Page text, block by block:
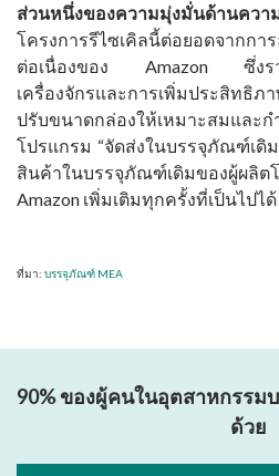
ส่วนหนึ่งของความมุ่งมั่นด้านควา
โครงการรีไซเคิลนี้ต่อยอดจากกา
ต่อเนื่องของ Amazon ซึ่งรวม
เครื่องจักรและการเพิ่มประสิท
ปรับขนาดกล่องให้เหมาะสมและ
โปรแกรม “จัดส่งในบรรจุภัณฑ์เดิม
สินค้าในบรรจุภัณฑ์เดิมของผู้ผลิต
Amazon เพิ่มเติมทุกครั้งที่เป็นไปได้
ที่มา: บรรจุภัณฑ์ MEA
90% ของผู้คนในอุตสาหกรร
ด้วย